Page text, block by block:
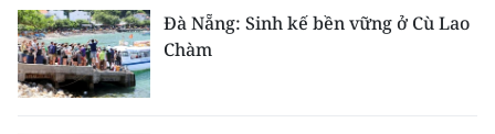
Đà Nẵng: Sinh kế bền vững ở Cù Lao
Chàm